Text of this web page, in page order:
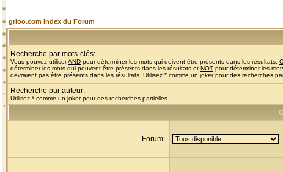
grioo.com Index du Forum
Recherche par mots-clés:
Vous pouvez utiliserAND pour déterminer les mots qui doivent être présents dans les résultats,
déterminer les mots qui peuvent être présents dans les résultats et NOT pour déterminer les
devraient pas être présents dans les résultats. Utilisez * comme un joker pour des recherches
Recherche par auteur:
Utilisez * comme un joker pour des recherches partielles
Forum: